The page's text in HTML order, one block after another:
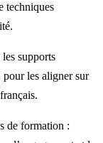
techniques
supports
pour les aligner sur
de formation :